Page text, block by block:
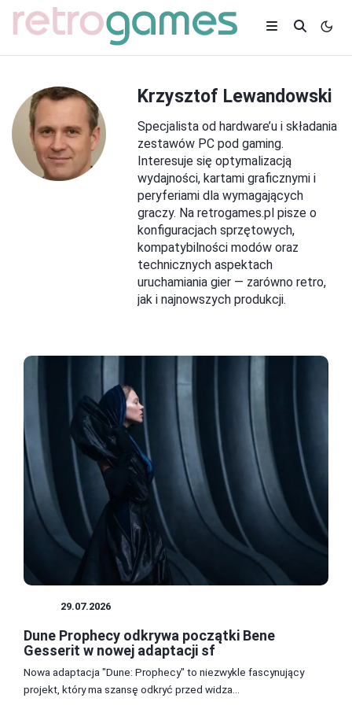
Krzysztof Lewandowski
Specjalista od hardware’u i składania
zestawów PC pod gaming.
Interesuje się optymalizacją
wydajności, kartami graficznymi i
peryferiami dla wymagających
graczy. Na retrogames.pl pisze o
konfiguracjach sprzętowych,
kompatybilności modów oraz
technicznych aspektach
uruchamiania gier — zarówno retro,
jak i najnowszych produkcji.
29.07.2026
Dune Prophecy odkrywa początki Bene
Gesserit w nowej adaptacji sf
Nowa adaptacja "Dune: Prophecy" to niezwykle fascynujący
projekt, który ma szansę odkryć przed widza...